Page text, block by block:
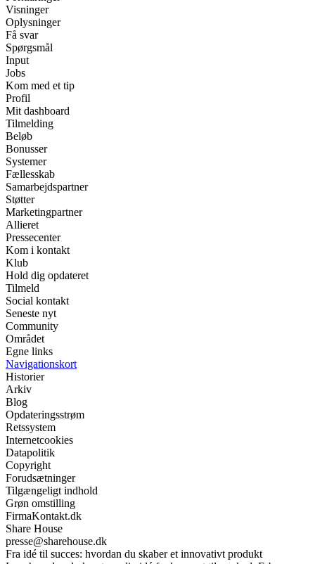
Visninger
Oplysninger
Få svar
Spørgsmål
Input
Jobs
Kom med et tip
Profil
Mit dashboard
Tilmelding
Beløb
Bonusser
Systemer
Fællesskab
Samarbejdspartner
Støtter
Marketingpartner
Allieret
Pressecenter
Kom i kontakt
Klub
Hold dig opdateret
Tilmeld
Social kontakt
Seneste nyt
Community
Området
Egne links
Navigationskort
Historier
Arkiv
Blog
Opdateringsstrøm
Retssystem
Internetcookies
Datapolitik
Copyright
Forudsætninger
Tilgængeligt indhold
Grøn omstilling
FirmaKontakt.dk
Share House
presse@sharehouse.dk
Fra idé til succes: hvordan du skaber et innovativt produkt